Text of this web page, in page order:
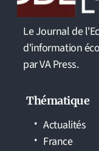
Le Journal de
d'information
par VA Press.
Thématique
Actualités
France